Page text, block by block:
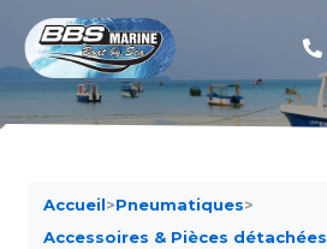
Accueil>Pneumatiques>
Accessoires & Pièces détachées